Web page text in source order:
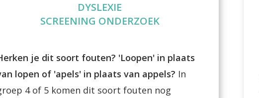
DYSLEXIE
SCREENING ONDERZOEK
je dit soort fouten? 'Loopen' in plaats
lopen of 'apels' in plaats van appels? In
4 of 5 komen dit soort fouten nog